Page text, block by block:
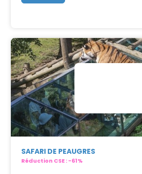
SAFARI DE PEAUGRES
Réduction CSE : -61%